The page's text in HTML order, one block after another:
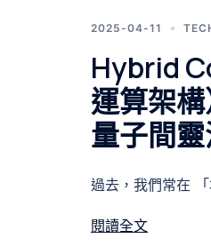
2025-04-11
Hybrid
運算架
量子間
過去，我們常在
閱讀全文